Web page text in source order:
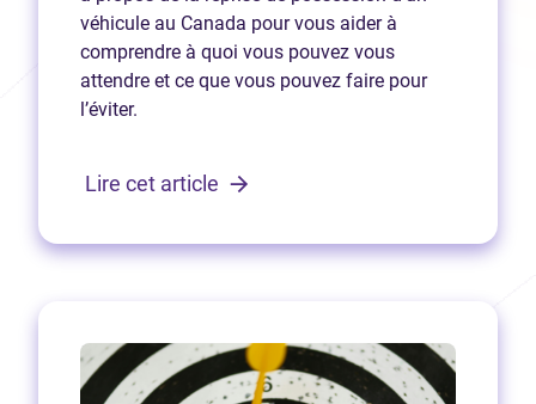
véhicule au Canada pour vous aider à
comprendre à quoi vous pouvez vous
attendre et ce que vous pouvez faire pour
l’éviter.
Lire cet article